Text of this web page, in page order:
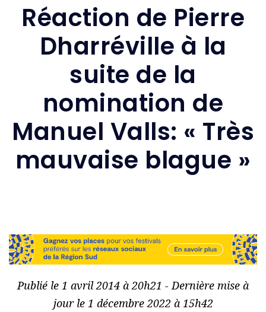
Réaction de Pierre
Dharréville à la
suite de la
nomination de
Manuel Valls: « Très
mauvaise blague »
Publié le 1 avril 2014 à 20h21 - Dernière mise à
jour le 1 décembre 2022 à 15h42